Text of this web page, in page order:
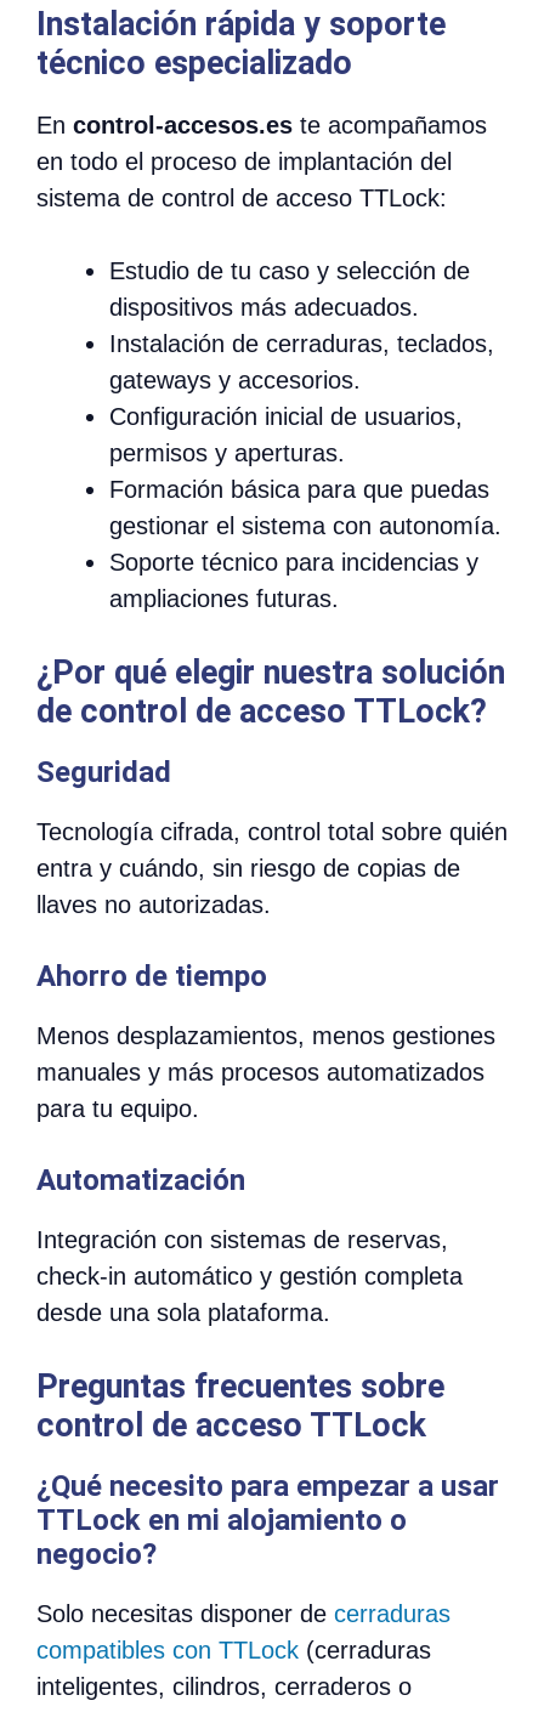
Instalación rápida y soporte
técnico especializado
En control-accesos.es te acompañamos
en todo el proceso de implantación del
sistema de control de acceso TTLock:
Estudio de tu caso y selección de
dispositivos más adecuados.
Instalación de cerraduras, teclados,
gateways y accesorios.
Configuración inicial de usuarios,
permisos y aperturas.
Formación básica para que puedas
gestionar el sistema con autonomía.
Soporte técnico para incidencias y
ampliaciones futuras.
¿Por qué elegir nuestra solución
de control de acceso TTLock?
Seguridad
Tecnología cifrada, control total sobre quién
entra y cuándo, sin riesgo de copias de
llaves no autorizadas.
Ahorro de tiempo
Menos desplazamientos, menos gestiones
manuales y más procesos automatizados
para tu equipo.
Automatización
Integración con sistemas de reservas,
check-in automático y gestión completa
desde una sola plataforma.
Preguntas frecuentes sobre
control de acceso TTLock
¿Qué necesito para empezar a usar
TTLock en mi alojamiento o
negocio?
Solo necesitas disponer de cerraduras
compatibles con TTLock (cerraduras
inteligentes, cilindros, cerraderos o